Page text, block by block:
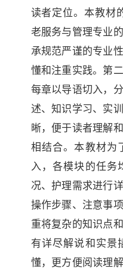
读者定位。本教材
老服务与管理专业
承规范严谨的专业
懂和注重实践。第
每章以导语切入，
述、知识学习、实
晰，便于读者理解
相结合。本教材为
入，各模块的任务
况、护理需求进行
操作步骤、注意事
重将复杂的知识点
有详尽解说和实景
懂，更方便阅读理